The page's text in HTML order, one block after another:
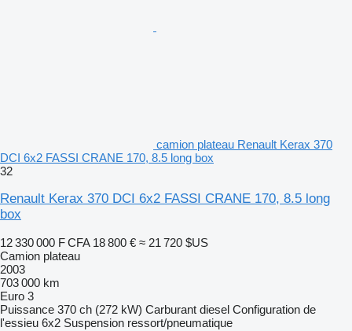
camion plateau Renault Kerax 370
DCI 6x2 FASSI CRANE 170, 8.5 long box
32
Renault Kerax 370 DCI 6x2 FASSI CRANE 170, 8.5 long
box
12 330 000 F CFA 18 800 € ≈ 21 720 $US
Camion plateau
2003
703 000 km
Euro 3
Puissance 370 ch (272 kW) Carburant diesel Configuration de
l'essieu 6x2 Suspension ressort/pneumatique